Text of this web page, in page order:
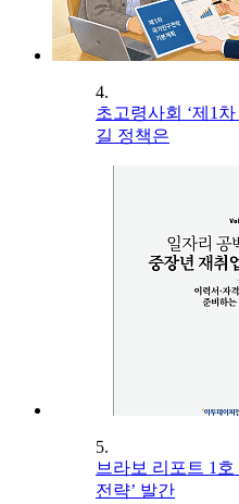
4.
초고령사회 ‘제1
길 정책은
5.
브라보 리포트 1호
전략’ 발간